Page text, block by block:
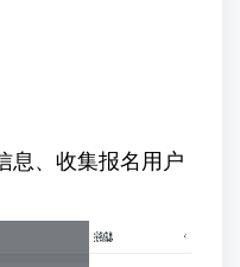
息、收集报名用户